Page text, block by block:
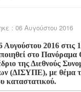
: 06 Αυγούστου 2016
2016 στις
στο Πανόραμα
της Διεθνούς
(ΔΙΣΥΠΕ), με θέμα
καταστατικού.